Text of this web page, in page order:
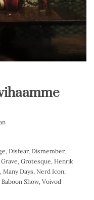
, Disfear, Dismember,
Grave, Grotesque, Henrik
, Many Days, Nerd Icon,
Show, Voivod